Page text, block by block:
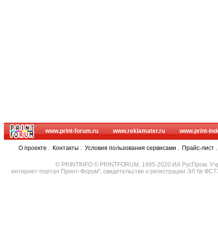
www.print-forum.ru www.reklamater.ru www.print-
О проекте . Контакты . Условия пользования сервисами . Прайс-лист .
© PRINTINFO © PRINTFORUM, 1995-2020 ИА РусПром.
интернет-портал Принт-Форум", свидетельство о регистрации ЭЛ №